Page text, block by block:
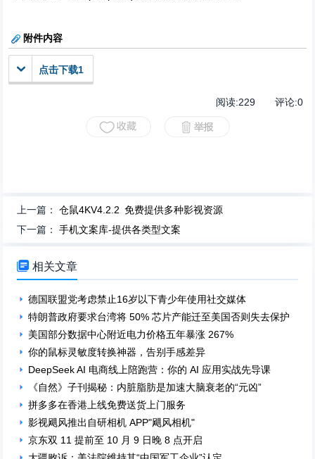
附件内容
点击下载1
阅读:229评论:0
上一篇：仓鼠4KV4.2.2 免费提供多种影视资源
下一篇：手机文案库-提供各类型文案
 相关文章
德国联盟党考虑禁止16岁以下青少年使用社交媒体
特朗普政府要求台湾将 50% 芯片产能迁至美国否则失去保护
美国部分数据中心附近电力价格五年暴涨 267%
你的鼠标灵敏度转换神器，告别手感差异
DeepSeek AI 电商线上陪跑营：你的 AI 应用实战先导课
《自然》子刊揭秘：内脏脂肪是加速大脑衰老的“元凶”
拼多多在香港上线免费送货上门服务
影视飓风推出自研相机 APP"飓风相机"
京东双 11 提前至 10 月 9 日晚 8 点开启